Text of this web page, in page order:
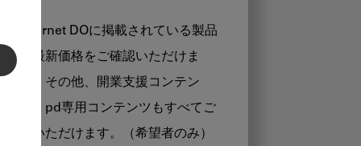
Internet DOに掲載されている製品
の最新価格をご確認いただけま
す。その他、開業支援コンテン
ツ、pd専用コンテンツもすべてご
覧いただけます。（希望者のみ）